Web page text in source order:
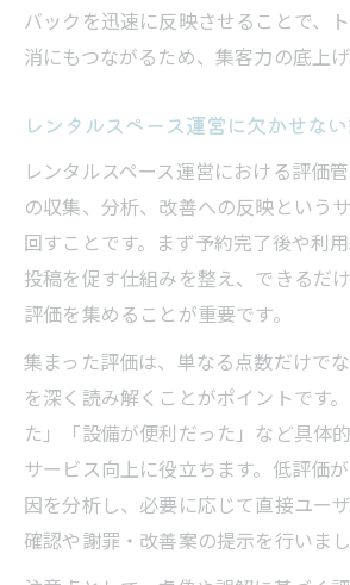
をつける方法
レンタルスペース評価によ
レンタルスペース口コミを
果的な施策
レンタルスペース評価が強
トを解説
レンタルスペースレビュー
独自価値
運営改善ならレンタルスペース
る理由
レンタルスペース運営改善
分析から
レンタルスペース評価から
実践法
バックを迅速に反映させることで、
消にもつながるため、集客力の底上げ
レンタルスペース運営に欠かせな
レンタルスペース運営における評価
の収集、分析、改善への反映という
回すことです。まず予約完了後や利
投稿を促す仕組みを整え、できるだ
評価を集めることが重要です。
集まった評価は、単なる点数だけで
を深く読み解くことがポイントです
た」「設備が便利だった」など具体
サービス向上に役立ちます。低評価
因を分析し、必要に応じて直接ユー
確認や謝罪・改善案の提示を行いまし